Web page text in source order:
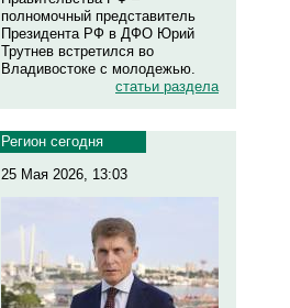
полномочный представитель
Президента РФ в ДФО Юрий
Трутнев встретился во
Владивостоке с молодежью.
статьи раздела
Регион сегодня
25 Мая 2026, 13:03